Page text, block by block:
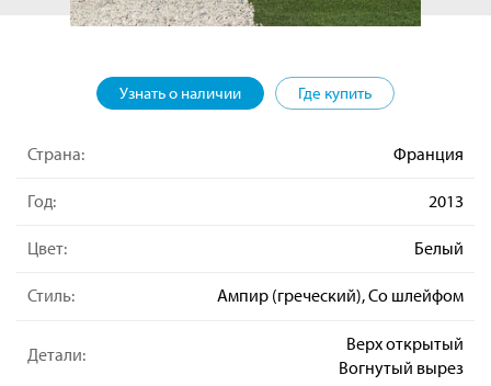
Узнать о наличии Где купить
Страна: Франция
Год: 2013
Цвет: Белый
Стиль: Ампир (греческий), Со шлейфом
Детали:
Верх открытый
Вогнутый вырез